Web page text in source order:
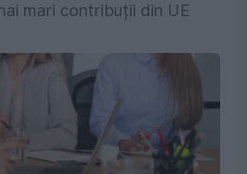
mari contribuții din UE